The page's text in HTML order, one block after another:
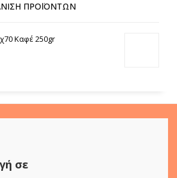
ΠΡΟΪΌΝΤΩΝ
Καφέ 250gr
σε